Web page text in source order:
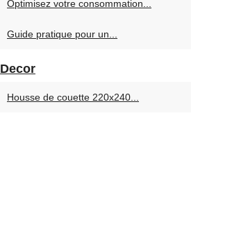
Optimisez votre consommation...
Guide pratique pour un...
Decor
Housse de couette 220x240...